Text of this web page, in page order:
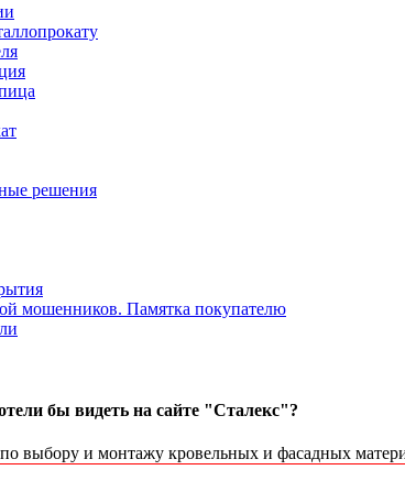
решения
мошенников. Памятка покупателю
бы видеть на сайте "Сталекс"?
выбору и монтажу кровельных и фасадных